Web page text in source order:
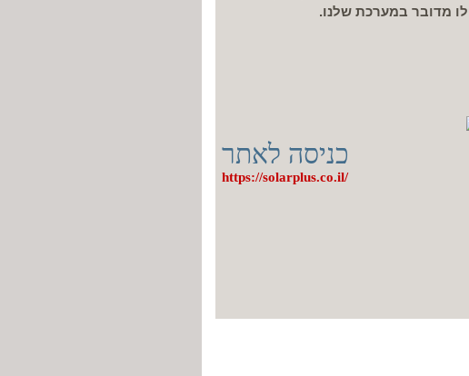
מדובר במערכת שלנו.
כניסה לאתר
https://solarplus.co.il/